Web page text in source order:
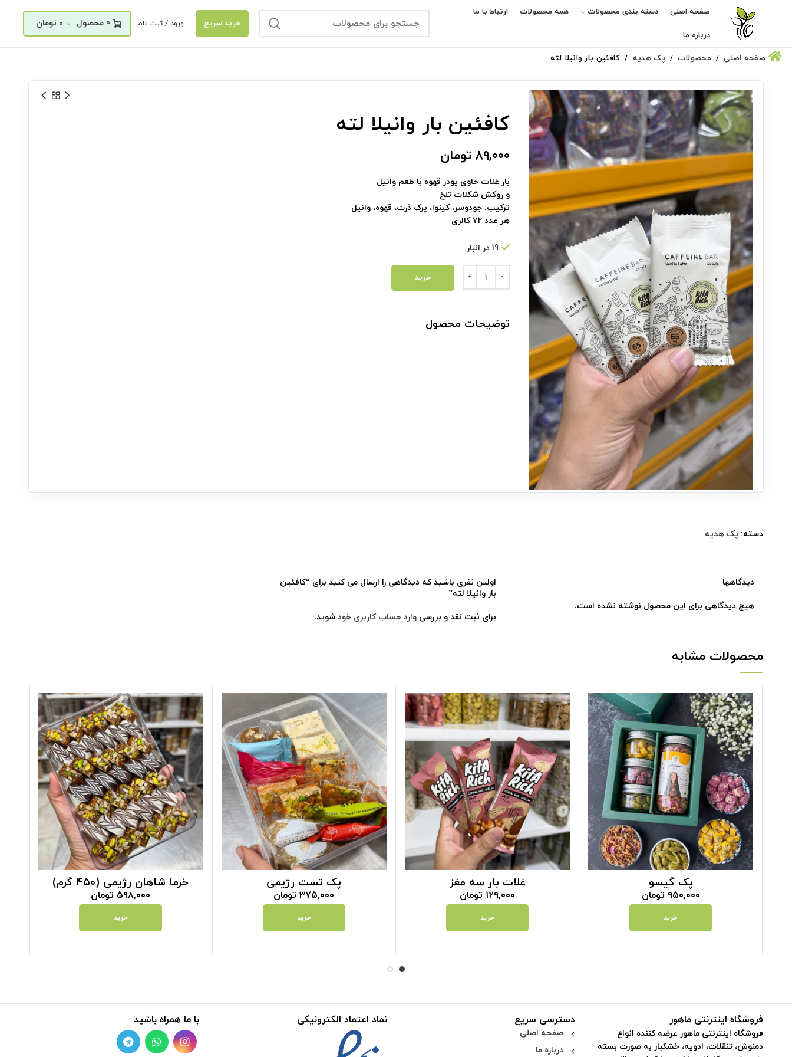
صفحه اصلی دسته بندی محصولات همه محصولات ارتباط با ما
درباره ما
خرید سریع ورود / ثبت نام 0
_ ۰ تومان
صفحه اصلی محصولات پک هدیه کافئین بار وانیلا لته
کافئین بار وانیلا لته
۸۹,۰۰۰ تومان
بار غلات حاوی پودر قهوه با طعم وانیل
و روکش شکلات تلخ
ترکیب: جودوسر، کینوا، پرک ذرت، قهوه، وانیل
هر عدد ۷۲ کالری
19 در انبار
کافئین بار وانیلا لته عدد
خرید
توضیحات محصول
دسته: پک هدیه
دیدگاهها
هیچ دیدگاهی برای این محصول نوشته نشده است.
اولین نفری باشید که دیدگاهی را ارسال می کنید برای “کافئین
بار وانیلا لته”
برای ثبت نقد و بررسیوارد حساب کاربری خود شوید.
محصولات مشابه
پک گیسو
۹۵۰,۰۰۰ تومان
خرید
غلات بار سه مغز
۱۲۹,۰۰۰ تومان
خرید
پک تست رژیمی
۳۷۵,۰۰۰ تومان
خرید
خرما شاهان رژیمی (۴۵۰ گرم)
۵۹۸,۰۰۰ تومان
خرید
با ما همراه باشید نماد اعتماد الکترونیکی دسترسی سریع
صفحه اصلی
درباره ما
فروشگاه اینترنتی ماهور
فروشگاه اینترنتی ماهور عرضه کننده انواع
دمنوش، تنقلات، ادویه، خشکبار به صورت بسته